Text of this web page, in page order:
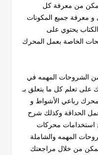
من معرفة كل
و معرفة جميع المكونات
يحتوي على
الخاصة بعمل المحرك
الشروحات المهمه في
تعلم كل ما يتعلق بـ
رباعي الأشواط و
الحداقة وكذلك شرح
استخدامات محركات
المهمه والشاملة
من خلال مراجعتك